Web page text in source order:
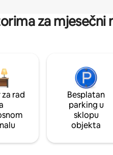
za mjesečni
rad
Besplatan
parking u
sklopu
objekta